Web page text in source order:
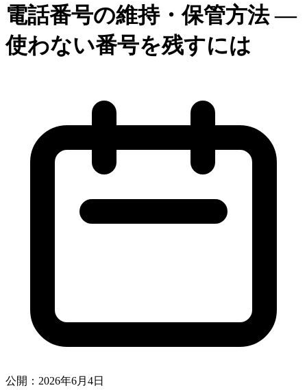
電話番号の維持・保管方法 —
使わない番号を残すには
公開：2026年6月4日